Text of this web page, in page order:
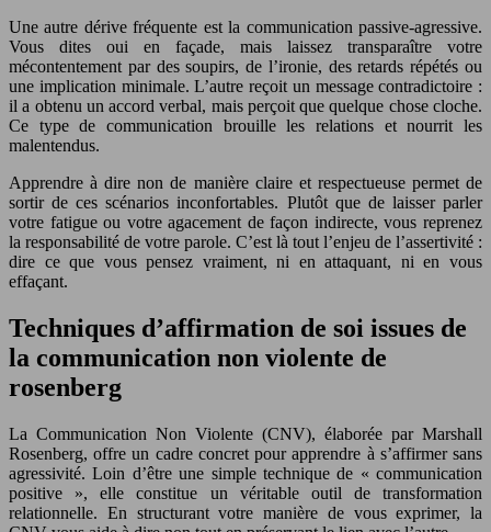
Une autre dérive fréquente est la communication passive-agressive.
Vous dites oui en façade, mais laissez transparaître votre
mécontentement par des soupirs, de l’ironie, des retards répétés ou
une implication minimale. L’autre reçoit un message contradictoire :
il a obtenu un accord verbal, mais perçoit que quelque chose cloche.
Ce type de communication brouille les relations et nourrit les
malentendus.
Apprendre à dire non de manière claire et respectueuse permet de
sortir de ces scénarios inconfortables. Plutôt que de laisser parler
votre fatigue ou votre agacement de façon indirecte, vous reprenez
la responsabilité de votre parole. C’est là tout l’enjeu de l’assertivité :
dire ce que vous pensez vraiment, ni en attaquant, ni en vous
effaçant.
Techniques d’affirmation de soi issues de
la communication non violente de
rosenberg
La Communication Non Violente (CNV), élaborée par Marshall
Rosenberg, offre un cadre concret pour apprendre à s’affirmer sans
agressivité. Loin d’être une simple technique de « communication
positive », elle constitue un véritable outil de transformation
relationnelle. En structurant votre manière de vous exprimer, la